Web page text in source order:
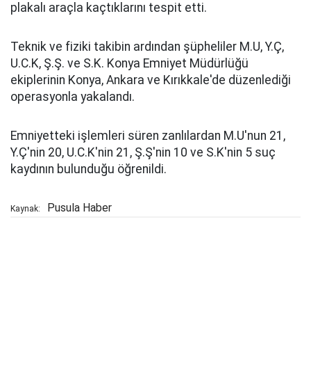
plakalı araçla kaçtıklarını tespit etti.
Teknik ve fiziki takibin ardından şüpheliler M.U, Y.Ç,
U.C.K, Ş.Ş. ve S.K. Konya Emniyet Müdürlüğü
ekiplerinin Konya, Ankara ve Kırıkkale'de düzenlediği
operasyonla yakalandı.
Emniyetteki işlemleri süren zanlılardan M.U'nun 21,
Y.Ç'nin 20, U.C.K'nin 21, Ş.Ş'nin 10 ve S.K'nin 5 suç
kaydının bulunduğu öğrenildi.
Kaynak: Pusula Haber